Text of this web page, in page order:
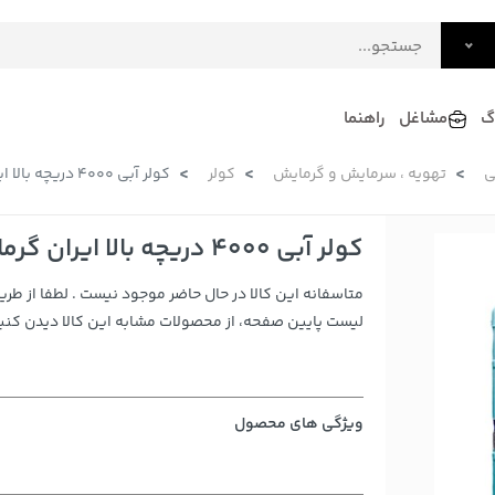
فرآورده های لبنی
دکوراسیون داخلی و تزئینی
سرو و پذیرایی
لوازم حیوانات خانگی
مشاغل راهنما
تهویه ، سرمایش و گرمایش کولر کولر آبی 4000 دریچه بالا ایران گرما
کولر آبی 4000 دریچه بالا ایران گرما
متاسفانه این کالا در حال حاضر موجود نیست . لطفا از
لیست پایین صفحه، از محصولات مشابه این کالا دیدن
ویژگی های محصول